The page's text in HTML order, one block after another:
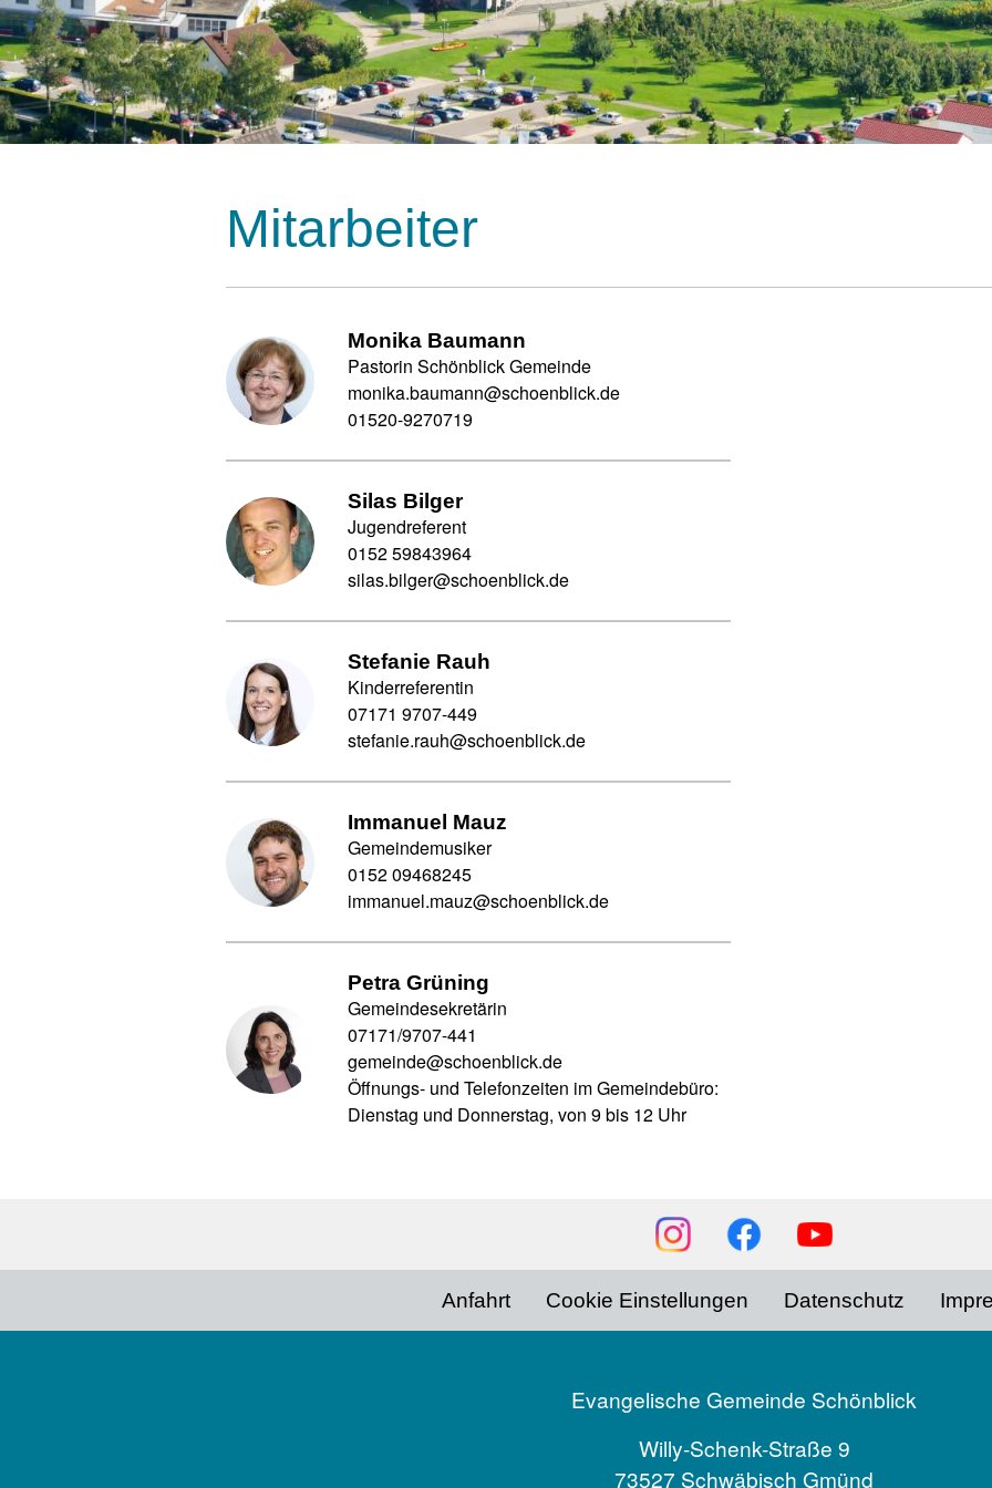
Mitarbeiter
Monika Baumann
Pastorin Schönblick Gemeinde
monika.baumann@schoenblick.de
01520-9270719
Silas Bilger
Jugendreferent
0152 59843964
silas.bilger@schoenblick.de
Stefanie Rauh
Kinderreferentin
07171 9707-449
stefanie.rauh@schoenblick.de
Immanuel Mauz
Gemeindemusiker
0152 09468245
immanuel.mauz@schoenblick.de
Petra Grüning
Gemeindesekretärin
07171/9707-441
gemeinde@schoenblick.de
Öffnungs- und Telefonzeiten im Gemeindebüro:
Dienstag und Donnerstag, von 9 bis 12 Uhr
Anfahrt Cookie Einstellungen Datenschutz
Evangelische Gemeinde Schönblick
Willy-Schenk-Straße 9
73527 Schwäbisch Gmünd